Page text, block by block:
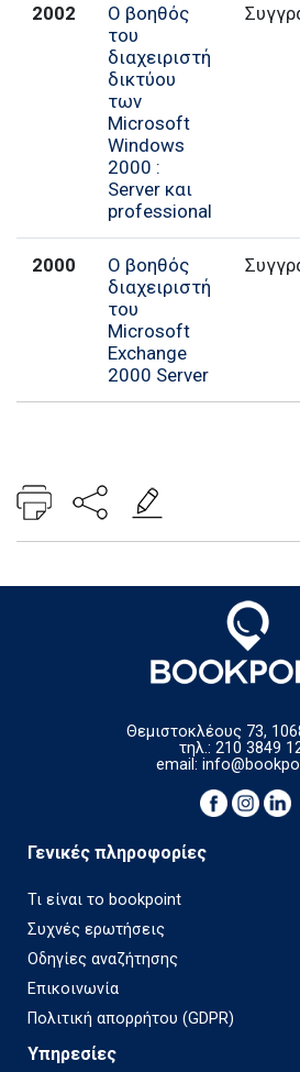
2002
Ο βοηθός
του
διαχειριστή
δικτύου
των
Microsoft
Windows
2000 :
Server και
professional
2000
Ο βοηθός
διαχειριστή
του
Microsoft
Exchange
2000 Server
Θεμιστοκλέους 73,
τηλ.: 210 3849
email:
Γενικές πληροφορίες
Τι είναι το bookpoint
Συχνές ερωτήσεις
Οδηγίες αναζήτησης
Επικοινωνία
Πολιτική απορρήτου (GDPR)
Υπηρεσίες